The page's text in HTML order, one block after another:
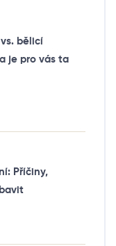
bělicí
je pro vás ta
Příčiny,